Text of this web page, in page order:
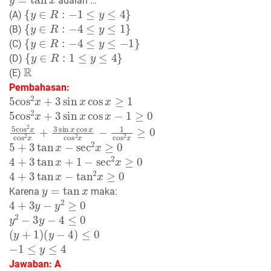
(A)
{y∈R:−1≤y≤4}
(B)
{y∈R:− 4 y≤ 1}
(C)
{y∈R:− 4 ≤ −1 }
(D)
{y∈R:1 ≤ y 4}
(E)
R
Pembahasan:
5cos2x+3sin
1
5cos2 + 3 sinxcosx− 1≥ 0
5cos cos2x+3sin cos cos
5+3tan sec2 ≥0
4 + tanx+1 sec2 x ≥0
4 + tanx−tan 2x 0
Karena
y=tan
maka:
4+3y− y
0
y2 − 3y ≤ 0
(y )(y− )≤0
−1 ≤ ≤4
Jawaban: A